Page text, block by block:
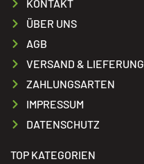
KONTAKT
ÜBER UNS
AGB
VERSAND & LIEFERUNG
ZAHLUNGSARTEN
IMPRESSUM
DATENSCHUTZ
TOP KATEGORIEN